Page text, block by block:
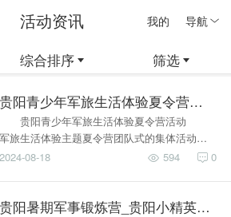
我的 导航
活动资讯
综合排序 筛选
贵阳青少年军旅生活体验夏令营活动
​ 贵阳青少年军旅生活体验夏令营活动
军旅生活体验主题夏令营团队式的集体活动…
2024-08-18
0
594
贵阳暑期军事锻炼营_贵阳小精英军事